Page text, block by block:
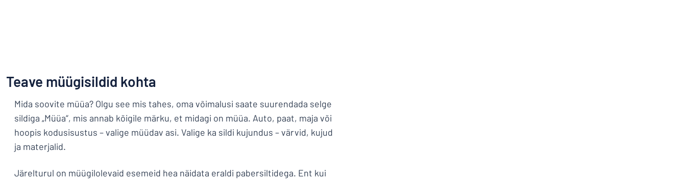
Teave müügisildid kohta
Mida soovite müüa? Olgu see mis tahes, oma võimalusi saate suurendada selge
sildiga „Müüa“, mis annab kõigile märku, et midagi on müüa. Auto, paat, maja või
hoopis kodusisustus – valige müüdav asi. Valige ka sildi kujundus – värvid, kujud
ja materjalid.
Järelturul on müügilolevaid esemeid hea näidata eraldi pabersiltidega. Ent kui